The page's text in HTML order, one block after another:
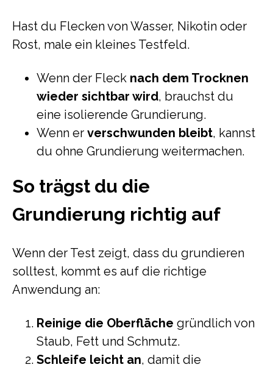
Hast du Flecken von Wasser, Nikotin oder
Rost, male ein kleines Testfeld.
Wenn der Fleck nach dem Trocknen
wieder sichtbar wird, brauchst du
eine isolierende Grundierung.
Wenn er verschwunden bleibt, kannst
du ohne Grundierung weitermachen.
So trägst du die
Grundierung richtig auf
Wenn der Test zeigt, dass du grundieren
solltest, kommt es auf die richtige
Anwendung an:
Reinige die Oberfläche gründlich von
Staub, Fett und Schmutz.
Schleife leicht an, damit die